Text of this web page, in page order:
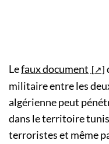
Lefaux document
militaire entre les
algérienne peut
dans le territoire
terroristes et même